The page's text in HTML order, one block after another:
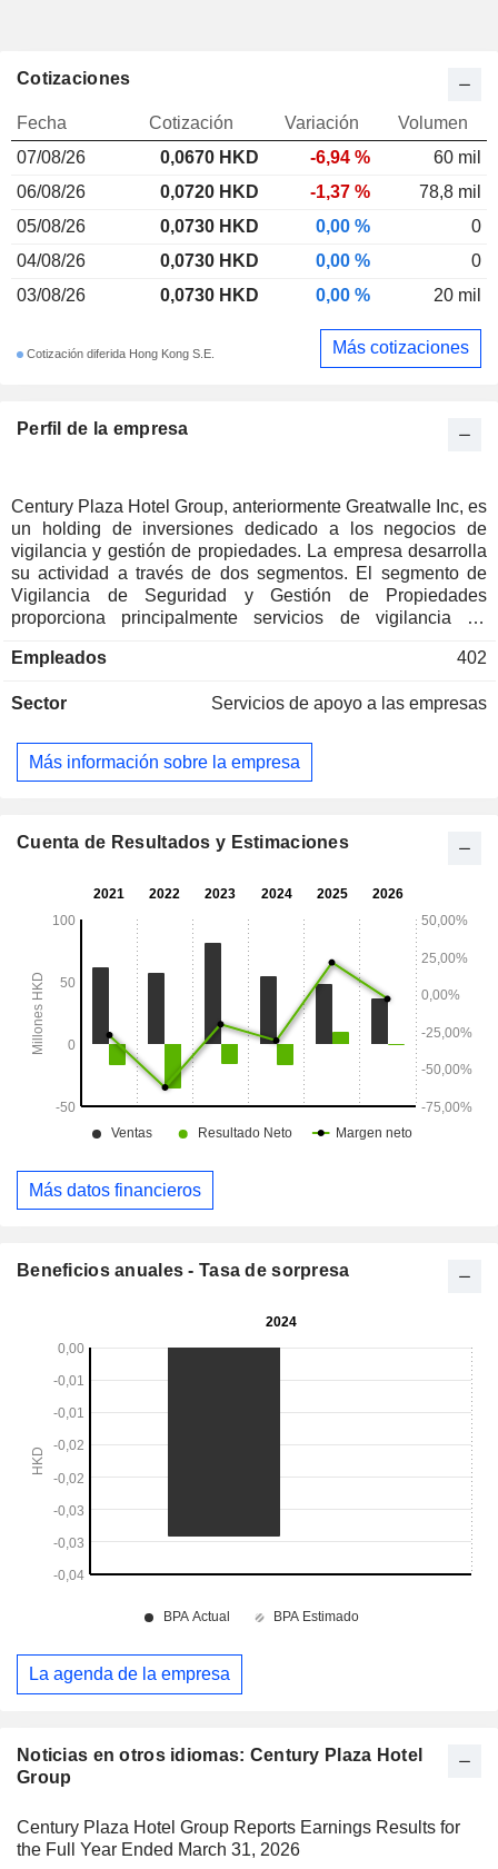
Noticias en otros idiomas: Century Plaza Hotel
Group
Century Plaza Hotel Group Reports Earnings Results for
the Full Year Ended March 31, 2026
Perfil de la empresa
Century Plaza Hotel Group, anteriormente Greatwalle Inc, es
un holding de inversiones dedicado a los negocios de
vigilancia y gestión de propiedades. La empresa desarrolla
su actividad a través de dos segmentos. El segmento de
Vigilancia de Seguridad y Gestión de Propiedades
proporciona principalmente servicios de vigilancia de
Gestión de Activos proporciona principalmente servicios de
Empleados 402
Sector Servicios de apoyo a las empresas
Más información sobre la empresa
Cotizaciones
Fecha Cotización Variación
Volumen
07/08/26
0,0670 HKD -6,94 %
60 mil
06/08/26
0,0720 HKD -1,37 %
78,8 mil
05/08/26
0,0730 HKD 0,00 %
0
04/08/26
0,0730 HKD 0,00 %
0
03/08/26
0,0730 HKD 0,00 % 20 mil
Cotización diferida Hong Kong S.E. Más cotizaciones
Cuenta de Resultados y Estimaciones
Más datos financieros
Beneficios anuales - Tasa de sorpresa
La agenda de la empresa